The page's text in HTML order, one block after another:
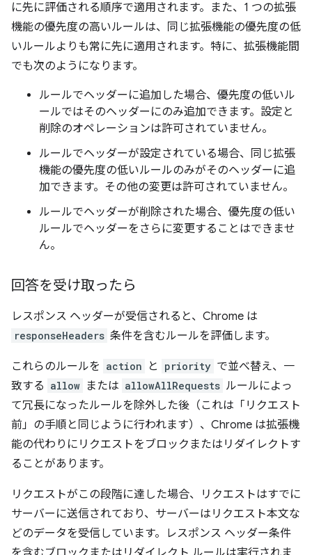
に先に評価される順序で適用されます。また、1 つの拡張
機能の優先度の高いルールは、同じ拡張機能の優先度の低
いルールよりも常に先に適用されます。特に、拡張機能間
でも次のようになります。
ルールでヘッダーに追加した場合、優先度の低いル
ールではそのヘッダーにのみ追加できます。設定と
削除のオペレーションは許可されていません。
ルールでヘッダーが設定されている場合、同じ拡張
機能の優先度の低いルールのみがそのヘッダーに追
加できます。その他の変更は許可されていません。
ルールでヘッダーが削除された場合、優先度の低い
ルールでヘッダーをさらに変更することはできませ
ん。
回答を受け取ったら
レスポンス ヘッダーが受信されると、Chrome は
responseHeaders 条件を含むルールを評価します。
これらのルールを action と priority で並べ替え、一
致する allow または allowAllRequests ルールによっ
て冗長になったルールを除外した後（これは「リクエスト
前」の手順と同じように行われます）、Chrome は拡張機
能の代わりにリクエストをブロックまたはリダイレクトす
ることがあります。
リクエストがこの段階に達した場合、リクエストはすでに
サーバーに送信されており、サーバーはリクエスト本文な
どのデータを受信しています。レスポンス ヘッダー条件